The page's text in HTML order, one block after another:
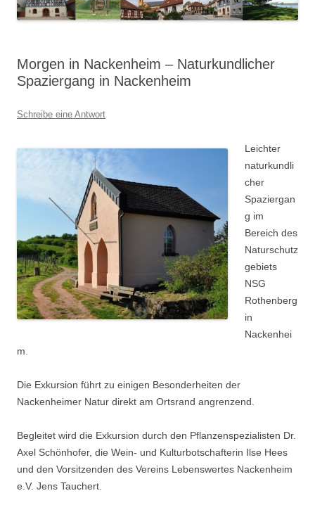
Morgen in Nackenheim – Naturkundlicher
Spaziergang in Nackenheim
Schreibe eine Antwort
Leichter
naturkundli
cher
Spaziergan
g im
Bereich des
Naturschutz
gebiets
NSG
Rothenberg
in
Nackenhei
m.
Die Exkursion führt zu einigen Besonderheiten der
Nackenheimer Natur direkt am Ortsrand angrenzend.
Begleitet wird die Exkursion durch den Pflanzenspezialisten Dr.
Axel Schönhofer, die Wein- und Kulturbotschafterin Ilse Hees
und den Vorsitzenden des Vereins Lebenswertes Nackenheim
e.V. Jens Tauchert.